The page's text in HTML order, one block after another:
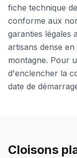
fiche technique
conforme aux
garanties légales
artisans dense
montagne. Pour
d'enclencher la
date de
Cloisons